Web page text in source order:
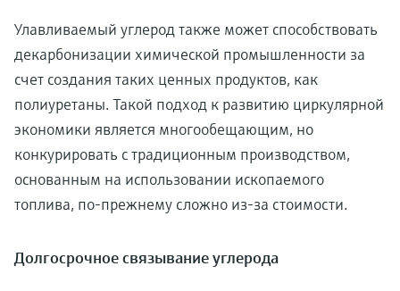
Улавливаемый углерод также может способствовать
декарбонизации химической промышленности за
счет создания таких ценных продуктов, как
полиуретаны. Такой подход к развитию циркулярной
экономики является многообещающим, но
конкурировать с традиционным производством,
основанным на использовании ископаемого
топлива, по-прежнему сложно из-за стоимости.
Долгосрочное связывание углерода